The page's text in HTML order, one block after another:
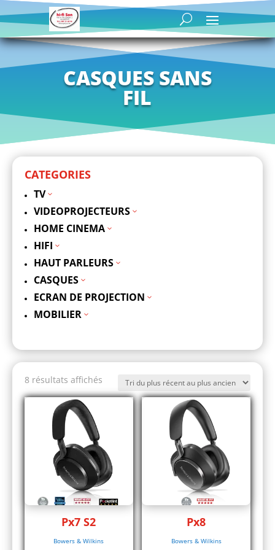
CASQUES SANS
FIL
CATEGORIES
TV3
VIDEOPROJECTEURS 3
HOME CINEMA 3
HIFI 3
HAUT PARLEURS 3
CASQUES 3
ECRAN DE PROJECTION 3
MOBILIER 3
8 résultats affichés
plus
Px7 S2
Bowers & Wilkins
Px8
Bowers & Wilkins